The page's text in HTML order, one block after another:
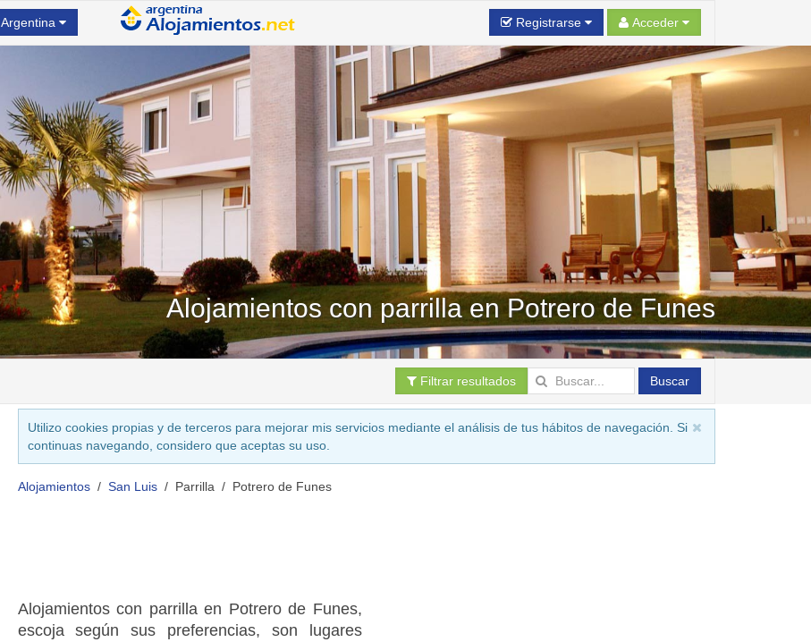
Argentina Registrarse Acceder
Alojamientos con parrilla en Potrero de Funes
Filtrar resultados Buscar
Utilizo cookies propias y de terceros para mejorar mis servicios mediante el análisis de tus hábitos de navegación. Si
continuas navegando, considero que aceptas su uso.
Alojamientos San Luis Parrilla Potrero de Funes
Alojamientos con parrilla en Potrero de Funes,
escoja según sus preferencias, son lugares